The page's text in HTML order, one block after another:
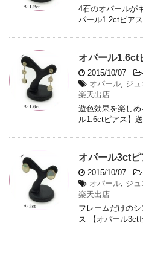
4石のオパールが
パール1.2ctピア
オパール1.6ct
2015/10/07
オパール ジ
楽天出店
遊色効果を楽し
ル1.6ctピアス】
オパール3ctピ
2015/10/07
オパール ジ
楽天出店
フレームだけの
ス 【オパール3ct